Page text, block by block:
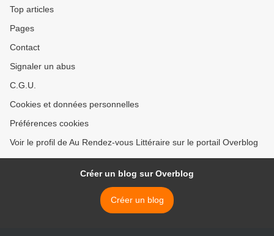
Top articles
Pages
Contact
Signaler un abus
C.G.U.
Cookies et données personnelles
Préférences cookies
Voir le profil de Au Rendez-vous Littéraire sur le portail Overblog
Créer un blog sur Overblog
Créer un blog